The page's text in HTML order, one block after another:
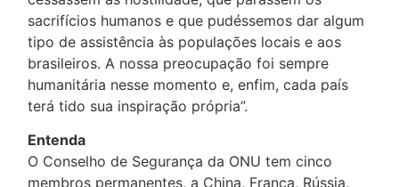
sacrifícios humanos e que pudéssemos dar algum
tipo de assistência às populações locais e aos
brasileiros. A nossa preocupação foi sempre
humanitária nesse momento e, enfim, cada país
terá tido sua inspiração própria”.
Entenda
O Conselho de Segurança da ONU tem cinco
membros permanentes, a China, França, Rússia,